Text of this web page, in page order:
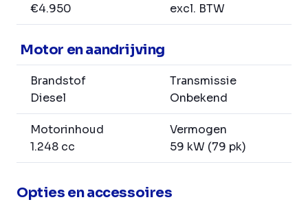
€4.950
excl. BTW
Motor en aandrijving
Brandstof
Diesel
Transmissie
Onbekend
Motorinhoud
1.248 cc
Vermogen
59 kW (79 pk)
Opties en accessoires